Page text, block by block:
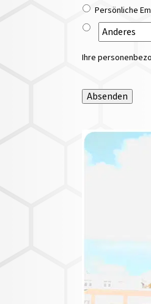
Persönliche
Ihre
Absenden